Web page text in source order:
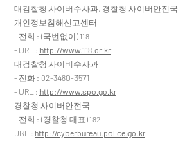
대검찰청 사이버수사과, 경찰청 사이버안전
개인정보침해신고센터
- 전화 : (국번없이) 118
- URL : http://www.118.or.kr
대검찰청 사이버수사과
- 전화 : 02-3480-3571
- URL : http://www.spo.go.kr
경찰청 사이버안전국
- 전화 : (경찰청 대표) 182
URL : http://cyberbureau.police.go.kr